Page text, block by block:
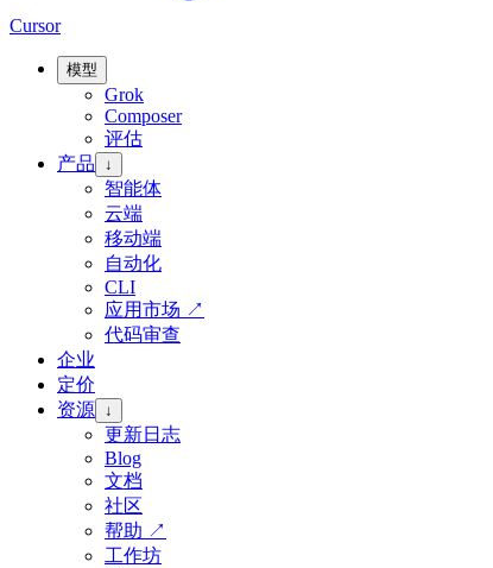
Cursor
模型
Grok
Composer
评估
产品
↓
智能体
云端
移动端
自动化
CLI
应用市场 ↗
代码审查
企业
定价
资源 ↓
更新日志
Blog
文档
社区
帮助 ↗
工作坊